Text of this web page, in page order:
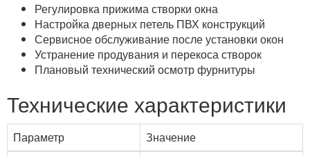
Регулировка прижима створки окна
Настройка дверных петель ПВХ конструкций
Сервисное обслуживание после установки окон
Устранение продувания и перекоса створок
Плановый технический осмотр фурнитуры
Технические характеристики
Параметр
Значение